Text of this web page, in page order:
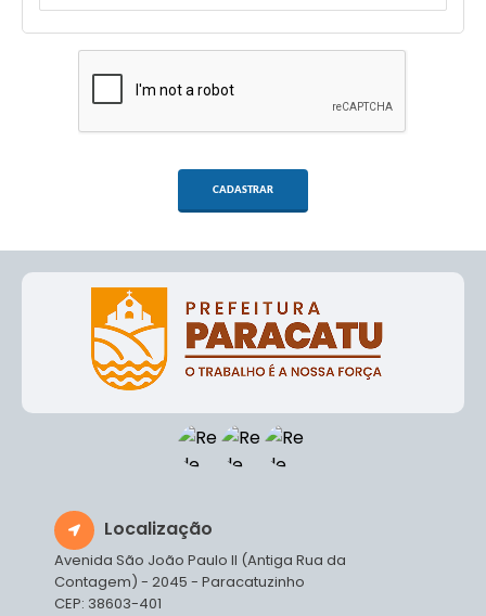
CADASTRAR
Localização
Avenida São João Paulo II (Antiga Rua da
Contagem) - 2045 - Paracatuzinho
CEP: 38603-401